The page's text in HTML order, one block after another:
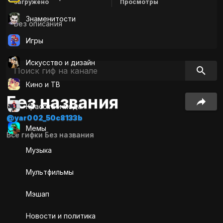
Знаменитости
Игры
Искусcтво и дизайн
Кино и ТВ
Красота и мода
Мемы
Музыка
Мультфильмы
Мэшап
Новости и политика
Загружено Просмотры
Без описания
Без названия
@yar002_50c8133b
Все гифки Без названия